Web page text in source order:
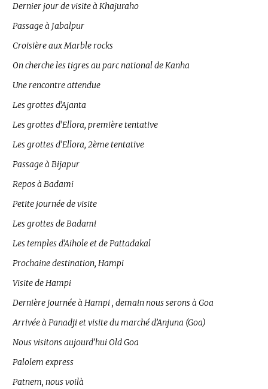
Dernier jour de visite à Khajuraho
Passage à Jabalpur
Croisière aux Marble rocks
On cherche les tigres au parc national de Kanha
Une rencontre attendue
Les grottes d’Ajanta
Les grottes d’Ellora, première tentative
Les grottes d’Ellora, 2ème tentative
Passage à Bijapur
Repos à Badami
Petite journée de visite
Les grottes de Badami
Les temples d’Aihole et de Pattadakal
Prochaine destination, Hampi
Visite de Hampi
Dernière journée à Hampi , demain nous serons à Goa
Arrivée à Panadji et visite du marché d’Anjuna (Goa)
Nous visitons aujourd’hui Old Goa
Palolem express
Patnem, nous voilà